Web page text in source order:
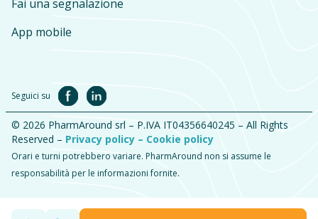
Fai una segnalazione
App mobile
Seguici su
© 2026 PharmAround srl – P.IVA IT04356640245 – All Rights
Reserved – Privacy policy – Cookie policy
Orari e turni potrebbero variare. PharmAround non si assume le
responsabilità per le informazioni fornite.